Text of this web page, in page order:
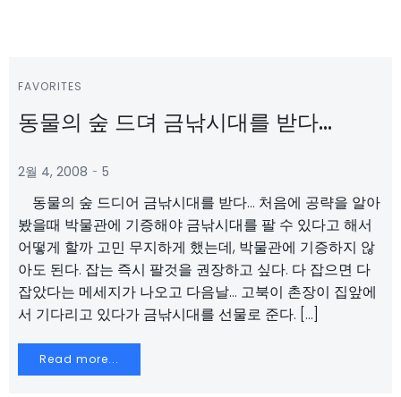
FAVORITES
동물의 숲 드뎌 금낚시대를 받다…
2월 4, 2008 - 5
동물의 숲 드디어 금낚시대를 받다… 처음에 공략을 알아
봤을때 박물관에 기증해야 금낚시대를 팔 수 있다고 해서
어떻게 할까 고민 무지하게 했는데, 박물관에 기증하지 않
아도 된다. 잡는 즉시 팔것을 권장하고 싶다. 다 잡으면 다
잡았다는 메세지가 나오고 다음날… 고북이 촌장이 집앞에
서 기다리고 있다가 금낚시대를 선물로 준다. […]
Read more...